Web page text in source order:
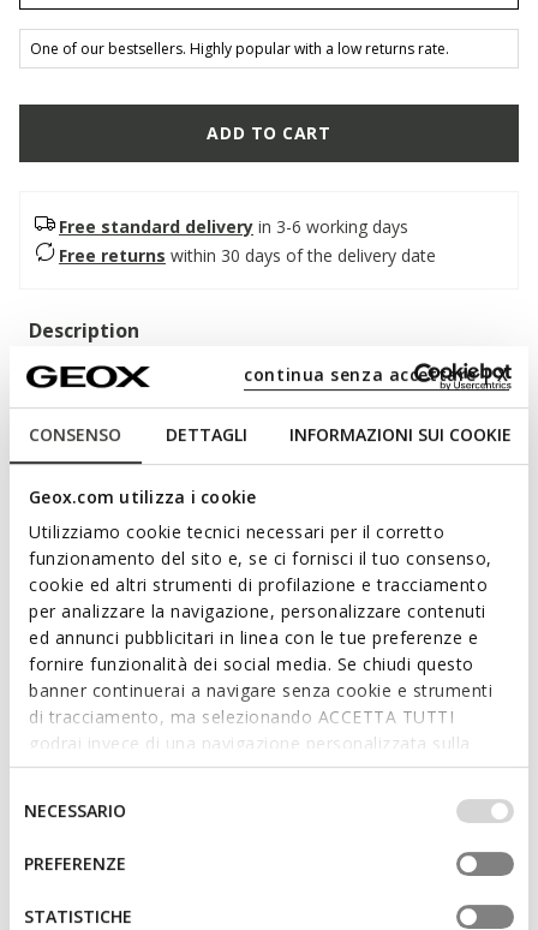
CONSENSO DETTAGLI INFORMAZIONI SUI COOKIE
Geox.com utilizza i cookie
Utilizziamo cookie tecnici necessari per il corretto
funzionamento del sito e, se ci fornisci il tuo consenso,
cookie ed altri strumenti di profilazione e tracciamento
per analizzare la navigazione, personalizzare contenuti
ed annunci pubblicitari in linea con le tue preferenze e
fornire funzionalità dei social media. Se chiudi questo
banner continuerai a navigare senza cookie e strumenti
di tracciamento, ma selezionando ACCETTA TUTTI
godrai invece di una navigazione personalizzata sulla
base dei tuoi gusti ed interessi. Selezionando
IMPOSTAZIONI potrai anche scegliere quali cookies ed
altri strumenti di tracciamento autorizzare. Per maggiori
informazioni o per modificare in qualsiasi momento le
tue impostazioni, visita la nostra
consenso
NECESSARIO
PREFERENZE
STATISTICHE
continua senza accettare | X
One of our bestsellers. Highly popular with a low returns rate.
ADD TO CART
Free standard delivery in 3-6 working days
Free returns within 30 days of the delivery date
Description
Lace-up shoe for women with a sophisticated design which
comfort. Crafted from plain black leather, it stands apart for
with a touch of style, ensuring that you look elegant from
morning to evening.
ITEM CODE:D56WYD00043C9999
Read more
Features
Quick and easy to put on
Heel height: 3,5 cm / 1,4"
Lace fastening
Technologies